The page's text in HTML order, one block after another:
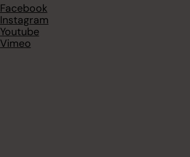
Facebook
Instagram
Youtube
Vimeo